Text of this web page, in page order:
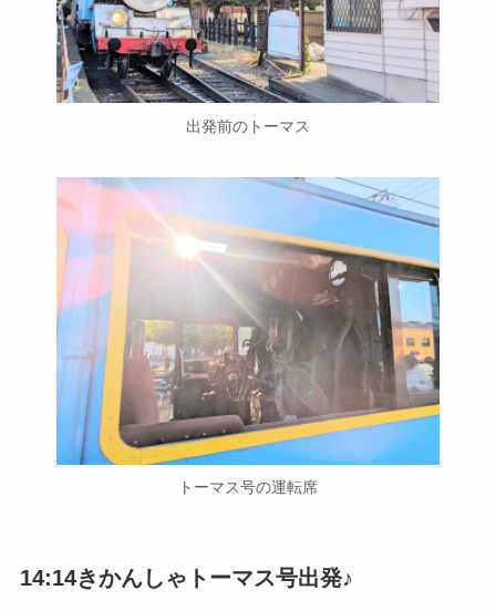
出発前のトーマス
トーマス号の運転席
14:14きかんしゃトーマス号出発♪